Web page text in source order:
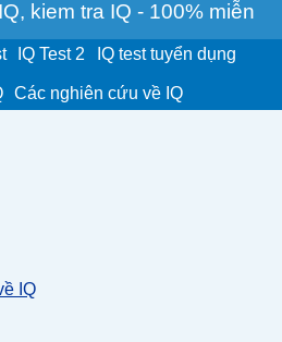
kiem tra IQ - 100% miễn
IQ Test 2
IQ test tuyển dụng
Các nghiên cứu về IQ
IQ